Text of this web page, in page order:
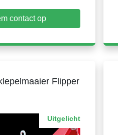
contact op
Flipper
Uitgelicht